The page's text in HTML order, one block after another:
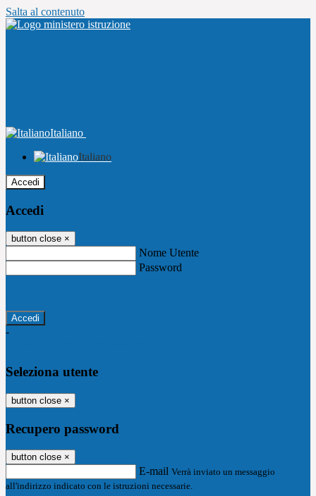
Salta al contenuto
Italiano
Italiano
Accedi
Accedi
button close ×
Nome Utente
Password
-
Seleziona utente
button close ×
Recupero password
button close ×
E-mail Verrà inviato un messaggio
all'indirizzo indicato con le istruzioni necessarie.